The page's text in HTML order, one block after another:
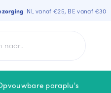
NL vanaf €25, BE vanaf €30
paraplu's